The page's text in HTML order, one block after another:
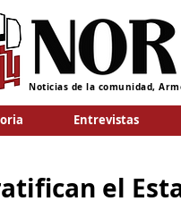
Noticias de la comunidad,
Entrevistas
el